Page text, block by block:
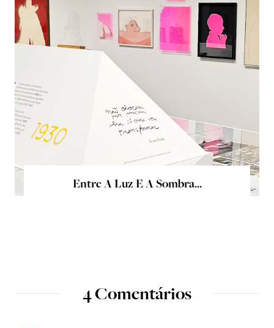
Entre A Luz E A Sombra...
4 Comentários